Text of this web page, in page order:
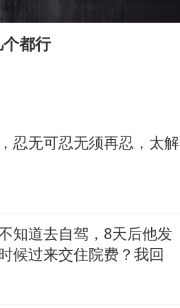
注鲜羊赛道
怕六爷挂一颗”
幸福一脉相承
都行
忍无可忍无须再忍，太解
知道去自驾，8天后他发
候过来交住院费？我回